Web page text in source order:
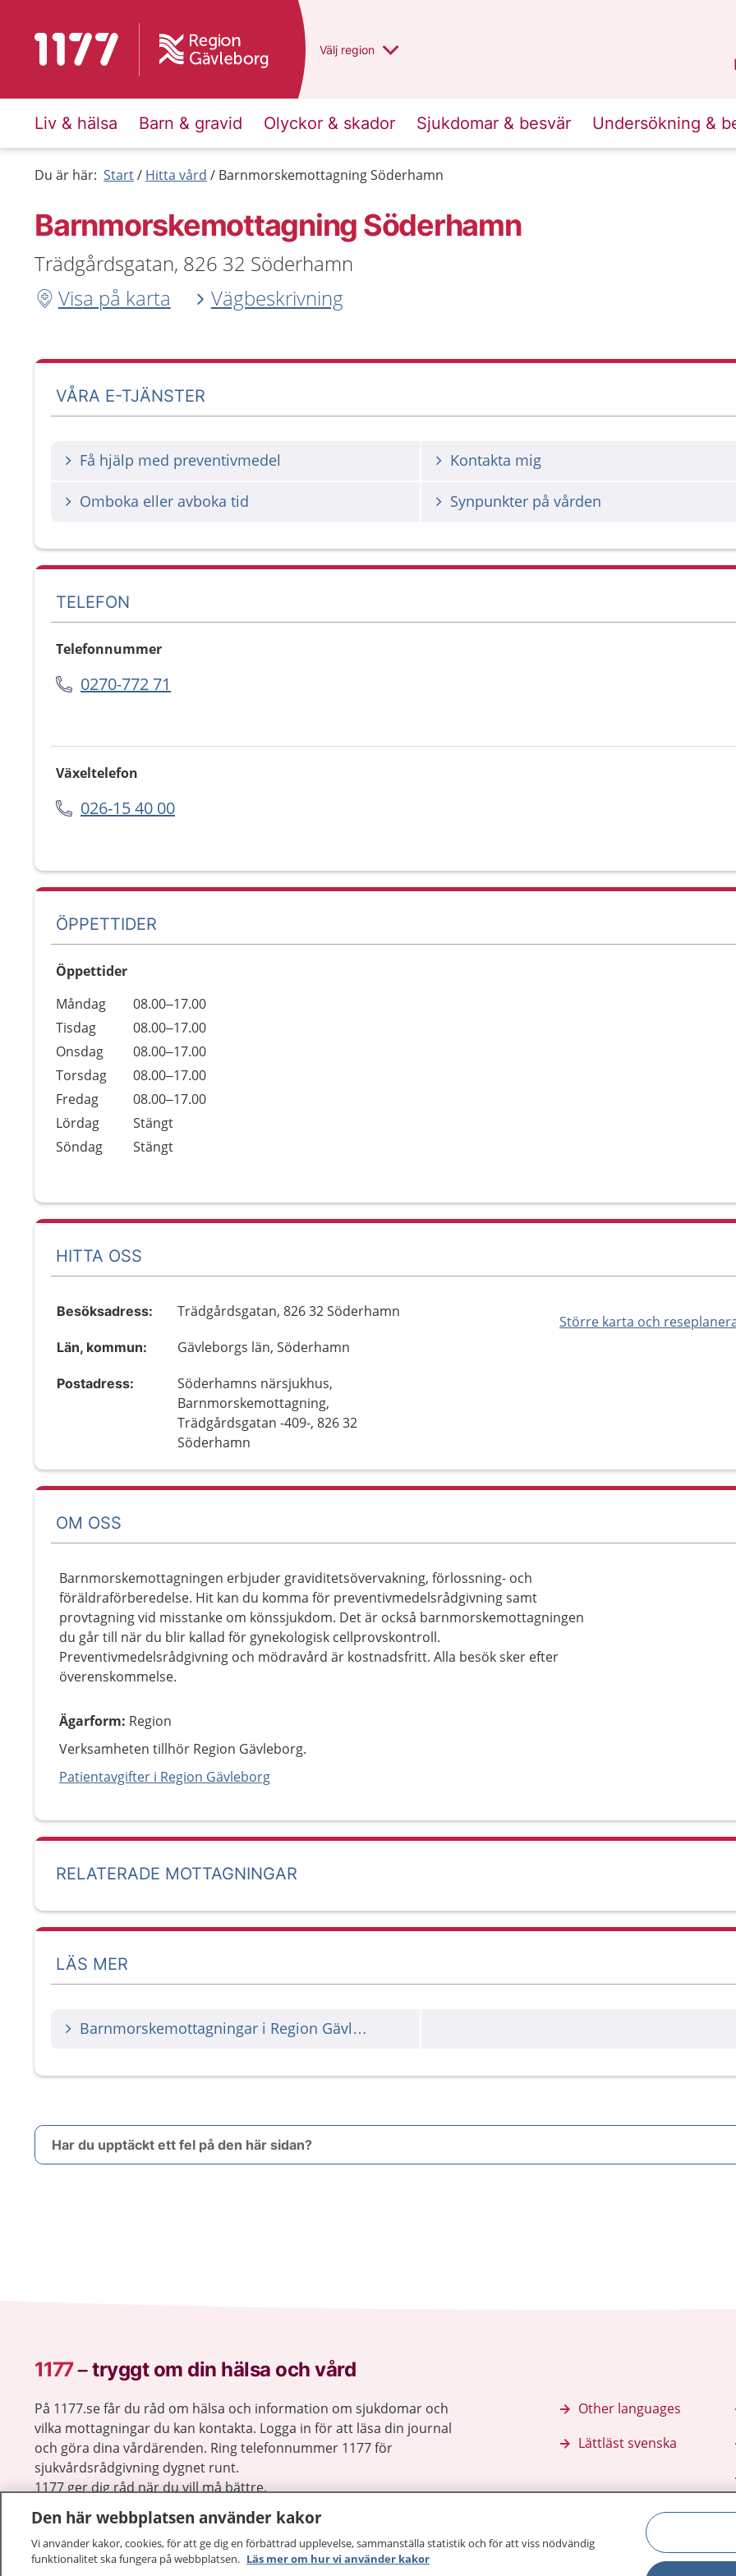
Till startsidan för 1177 Du har valt region
Välj en annan
region
Liv & hälsa Barn & gravid Olyckor & skador Sjukdomar & besvär Undersökning &
Du är här: Start Hitta vård Barnmorskemottagning Söderhamn
Barnmorskemottagning Söderhamn
Trädgårdsgatan, 826 32 Söderhamn
Visa på karta
Vägbeskrivning
VÅRA E-TJÄNSTER
Få hjälp med preventivmedel Kontakta mig
Omboka eller avboka tid Synpunkter på vården
TELEFON
Telefonnummer
0270-772 71
Växeltelefon
026-15 40 00
ÖPPETTIDER
Öppettider
Dag
Öppettider
Kommentarer
Måndag
08.00–17.00
Tisdag
08.00–17.00
Onsdag
08.00–17.00
Torsdag
08.00–17.00
Fredag
08.00–17.00
Lördag
Stängt
Söndag
Stängt
HITTA OSS
Större karta och
Besöksadress: Trädgårdsgatan, 826 32 Söderhamn
Län, kommun: Gävleborgs län, Söderhamn
Postadress:
Söderhamns närsjukhus,
Barnmorskemottagning,
Trädgårdsgatan -409-, 826 32
Söderhamn
OM OSS
Barnmorskemottagningen erbjuder graviditetsövervakning, förlossning- och
föräldraförberedelse. Hit kan du komma för preventivmedelsrådgivning samt
provtagning vid misstanke om könssjukdom. Det är också barnmorskemottagningen
du går till när du blir kallad för gynekologisk cellprovskontroll.
Preventivmedelsrådgivning och mödravård är kostnadsfritt. Alla besök sker efter
överenskommelse.
Ägarform: Region
Verksamheten tillhör Region Gävleborg.
Patientavgifter i Region Gävleborg
RELATERADE MOTTAGNINGAR
LÄS MER
Barnmorskemottagningar i Region Gävleborg
Har du upptäckt ett fel på den här sidan?
1177–tryggt om din hälsa och vård
På 1177.se får du råd om hälsa och information om sjukdomar och
vilka mottagningar du kan kontakta. Logga in för att läsa din journal
och göra dina vårdärenden. Ring telefonnummer 1177 för
sjukvårdsrådgivning dygnet runt.
1177 ger dig råd när du vill må bättre.
Other languages
Lättläst svenska
Den här webbplatsen använder kakor
Vi använder kakor, cookies, för att ge dig en förbättrad upplevelse, sammanställa statistik och för att viss nödvändig
funktionalitet ska fungera på webbplatsen. Läs mer om hur vi använder kakor